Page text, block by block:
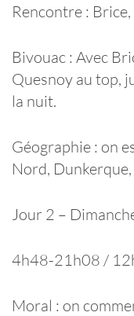
Rencontre : Brice,
Bivouac : Avec
Quesnoy au top,
la nuit.
Géographie : on
Nord,
Jour 2 –
4h48-21h08 /
Moral : on